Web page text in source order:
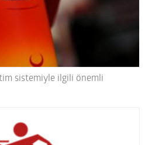
sistemiyle ilgili önemli